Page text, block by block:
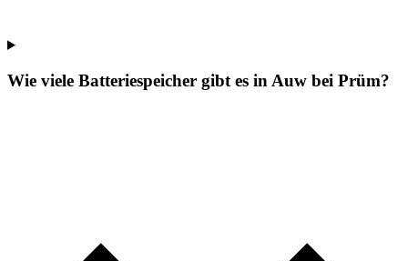
Wie viele Batteriespeicher gibt es in Auw bei Prüm?